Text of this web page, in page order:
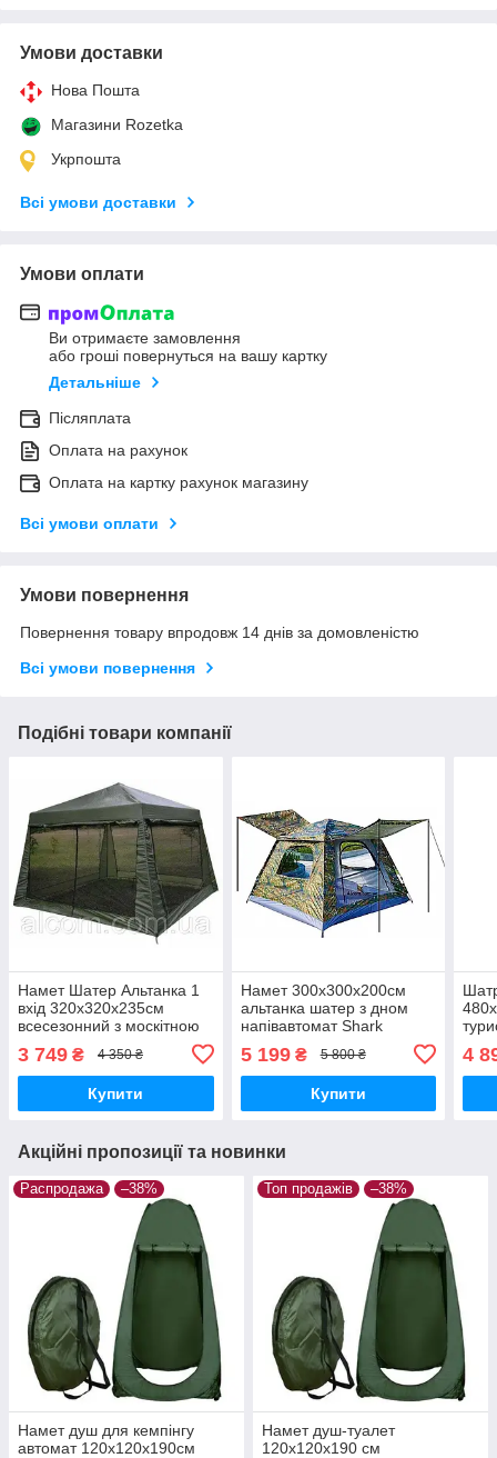
Умови доставки
Нова Пошта
Магазини Rozetka
Укрпошта
Всі умови доставки
Умови оплати
Ви отримаєте замовлення
або гроші повернуться на вашу картку
Детальніше
Післяплата
Оплата на рахунок
Оплата на картку рахунок магазину
Всі умови оплати
Умови повернення
Повернення товару впродовж 14 днів за домовленістю
Всі умови повернення
Подібні товари компанії
Намет Шатер Альтанка 1
вхід 320x320x235см
всесезонний з москітною
3 749 ₴ 4 350 ₴
Купити
Намет 300x300x200см
альтанка шатер з дном
напівавтомат Shark
5 199₴ 5 800 ₴
Купити
4
Акційні пропозиції та новинки
Распродажа –38%
Намет душ для кемпінгу
автомат 120x120x190см
Топ продажів –38%
Намет душ-туалет
120x120x190 см